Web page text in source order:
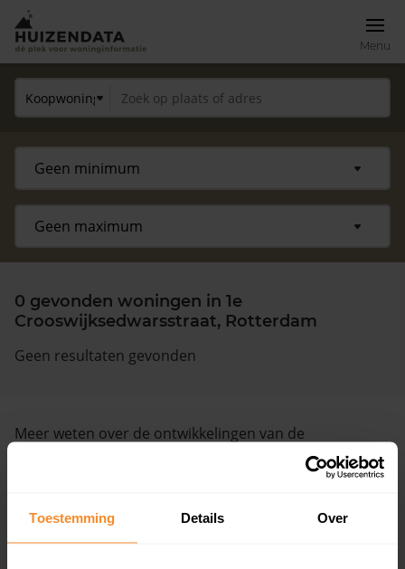
Toestemming Details Over
Menu
Zoek een woning
Vragen? Neem contact met ons op
0 gevonden woningen in 1e
Crooswijksedwarsstraat, Rotterdam
Geen resultaten gevonden
Meer weten over de ontwikkelingen van de
huizenprijzen, woningwaarde en andere cijfers in deze
+ Lees de volledige omschrijving